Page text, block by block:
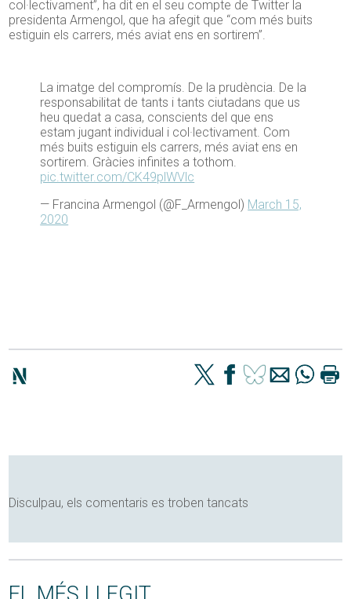
col·lectivament”, ha dit en el seu compte de Twitter la
presidenta Armengol, que ha afegit que “com més buits
estiguin els carrers, més aviat ens en sortirem”.
La imatge del compromís. De la prudència. De la
responsabilitat de tants i tants ciutadans que us
heu quedat a casa, conscients del que ens
estam jugant individual i col·lectivament. Com
més buits estiguin els carrers, més aviat ens en
sortirem. Gràcies infinites a tothom.
pic.twitter.com/CK49plWVlc
— Francina Armengol (@F_Armengol) March 15,
2020
Disculpau, els comentaris es troben tancats